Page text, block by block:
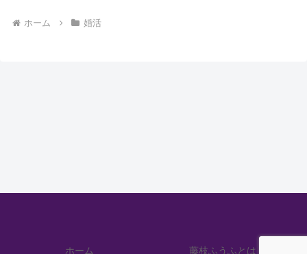
ホーム 婚活
ホーム 藤枝ふうふとは？